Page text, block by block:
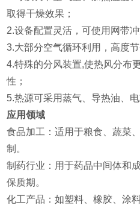
取得干燥效果；
2.设备配置灵活，可使用网带
3.大部分空气循环利用，高度节
4.特殊的分风装置,使热风分布
性；
5.热源可采用蒸气、导热油、
应用领域
食品加工‌：适用于粮食、蔬菜
制‌。
制药行业‌：用于药品中间体和
保质期‌。
化工产品‌：如塑料、橡胶、涂